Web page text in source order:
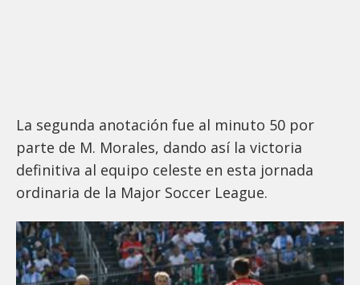
La segunda anotación fue al minuto 50 por
parte de M. Morales, dando así la victoria
definitiva al equipo celeste en esta jornada
ordinaria de la Major Soccer League.